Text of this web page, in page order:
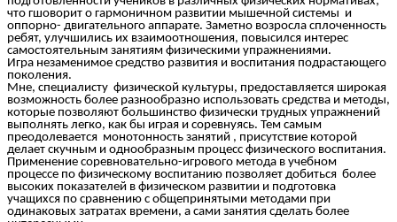
что гшоворит о гармоничном развитии мышечной системы и
оппорно- двигательного аппарате. Заметно возросла сплоченность
ребят, улучшились их взаимоотношения, повысился интерес
самостоятельным занятиям физическими упражнениями.
Игра незаменимое средство развития и воспитания подрастающего
поколения.
Мне, специалисту физической культуры, предоставляется широкая
возможность более разнообразно использовать средства и методы,
которые позволяют большинство физически трудных упражнений
выполнять легко, как бы играя и соревнуясь. Тем самым
преодолевается монотонность занятий , присутствие которой
делает скучным и однообразным процесс физического воспитания.
Применение соревновательно-игрового метода в учебном
процессе по физическому воспитанию позволяет добиться более
высоких показателей в физическом развитии и подготовка
учащихся по сравнению с общепринятыми методами при
одинаковых затратах времени, а сами занятия сделать более